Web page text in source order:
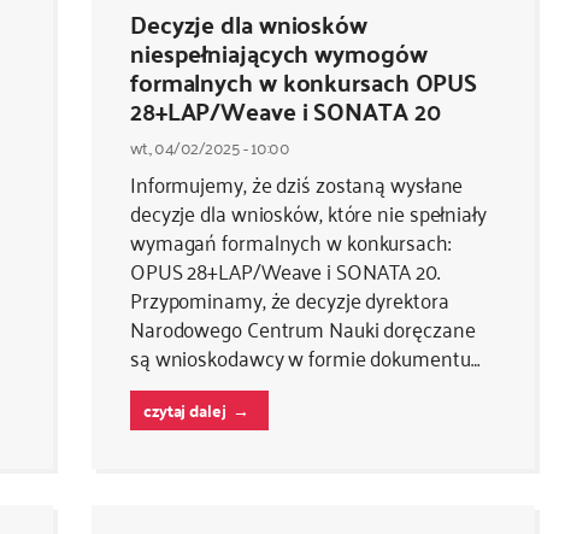
Decyzje dla wniosków
niespełniających wymogów
formalnych w konkursach OPUS
28+LAP/Weave i SONATA 20
wt., 04/02/2025 - 10:00
Informujemy, że dziś zostaną wysłane
decyzje dla wniosków, które nie spełniały
wymagań formalnych w konkursach:
OPUS 28+LAP/Weave i SONATA 20.
Przypominamy, że decyzje dyrektora
Narodowego Centrum Nauki doręczane
są wnioskodawcy w formie dokumentu…
czytaj dalej